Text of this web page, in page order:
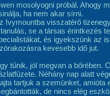
mosolyogni próbál. Ahogy
ha nem akar sírni.
Ivymountba visszatérő
se a társas érintkezés
és igyekszünk az
kevesebb idő jut.
tűnik, jól megvan a bőrében.
Néhány nap alatt
tartjuk a szemünket, amióta
de nincs elég